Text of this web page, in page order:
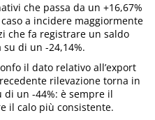
che passa da un +16,67%
a incidere maggiormente
che fa registrare un saldo
di un -24,14%.
il dato relativo all’export
rilevazione torna in
un -44%: è sempre il
il calo più consistente.